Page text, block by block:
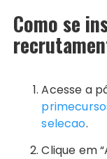
Como se
Acesse a
selecao.
Clique em